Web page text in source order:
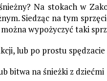
Na stokach w
Siedząc na tym
wypożyczyć taki
lub po prostu spędzacie
bitwa na śnieżki z dziećmi